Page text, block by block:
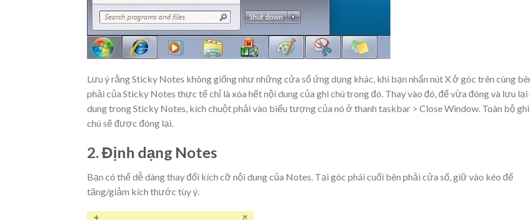
Lưu ý rằng Sticky Notes không giống như những cửa sổ ứng dụng khác, khi bạn nhấn nút X ở góc trên cùng
phải của Sticky Notes thực tế chỉ là xóa hết nội dung của ghi chú trong đó. Thay vào đó, để vừa đóng và lưu lại
dung trong Sticky Notes, kích chuột phải vào biểu tượng của nó ở thanh taskbar > Close Window. Toàn bộ ghi
chú sẽ được đóng lại.
2. Định dạng Notes
Bạn có thể dễ dàng thay đổi kích cỡ nội dung của Notes. Tại góc phái cuối bên phải cửa sổ, giữ vào kéo để
tăng/giảm kích thước tùy ý.